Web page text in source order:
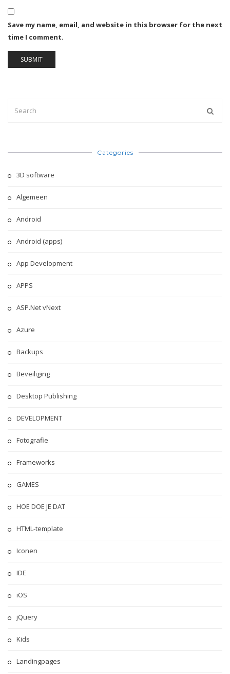
Save my name, email, and website in this browser for the next
time I comment.
Categories
3D software
Algemeen
Android
Android (apps)
App Development
APPS
ASP.Net vNext
Azure
Backups
Beveiliging
Desktop Publishing
DEVELOPMENT
Fotografie
Frameworks
GAMES
HOE DOE JE DAT
HTML-template
Iconen
IDE
iOS
jQuery
Kids
Landingpages